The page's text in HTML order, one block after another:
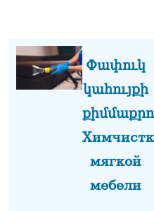
Փափուկ
կահույքի
мягкой
мебели